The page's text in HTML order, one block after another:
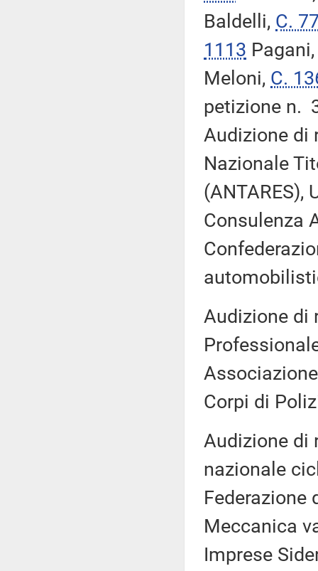
Baldelli, C.
1113
Meloni, C.
petizione n.
Audizione di
Nazionale
(ANTARES),
Consulenza
Audizione di
Corpi di
Audizione di
nazionale
Meccanica
Imprese